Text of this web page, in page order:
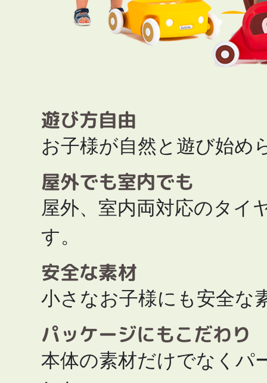
遊び方自由
お子様が自然と遊び始め
屋外でも室内でも
屋外、室内両対応のタイ
す。
安全な素材
小さなお子様にも安全な
パッケージにもこだわり
本体の素材だけでなくパ